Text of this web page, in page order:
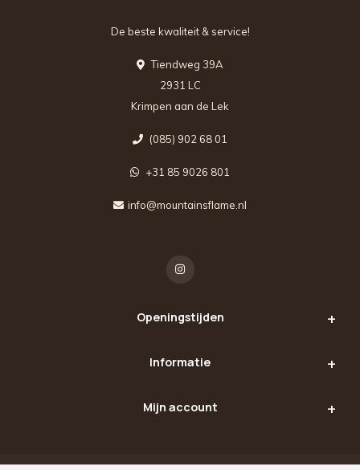
De beste kwaliteit & service!
Tiendweg 39A
2931 LC
Krimpen aan de Lek
(085) 902 68 01
+31 85 9026 801
info@mountainsflame.nl
Openingstijden
Informatie
Mijn account